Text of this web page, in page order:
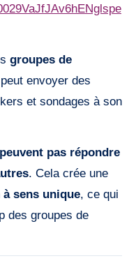
groupes de
envoyer des
et sondages à son
pas répondre
. Cela crée une
sens unique, ce qui
des groupes de